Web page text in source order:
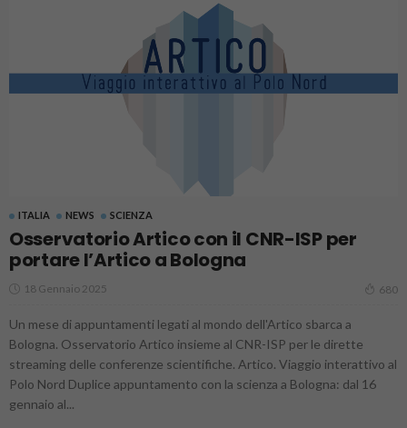
ITALIA NEWS SCIENZA
Osservatorio Artico con il CNR-ISP per
portare l’Artico a Bologna
18 Gennaio 2025 680
Un mese di appuntamenti legati al mondo dell'Artico sbarca a
Bologna. Osservatorio Artico insieme al CNR-ISP per le dirette
streaming delle conferenze scientifiche. Artico. Viaggio interattivo al
Polo Nord Duplice appuntamento con la scienza a Bologna: dal 16
gennaio al...